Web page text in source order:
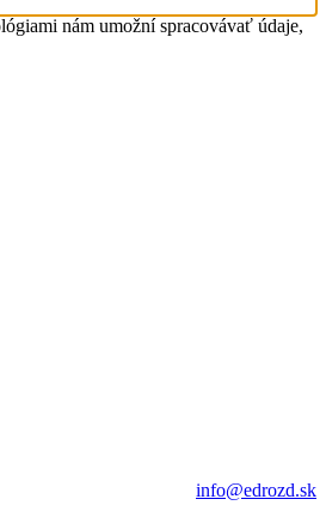
nám umožní spracovávať údaje,
info@edrozd.sk